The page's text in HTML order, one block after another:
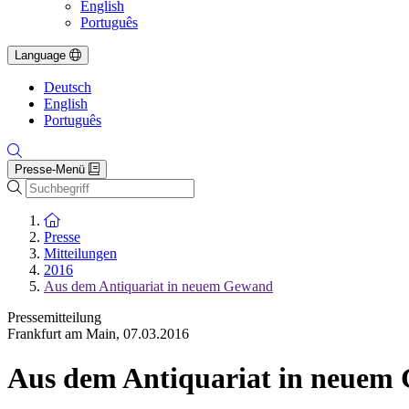
English
Português
Language
Deutsch
English
Português
Presse-Menü
Suche
Zur Startseite
Presse
Mitteilungen
2016
Aus dem Antiquariat in neuem Gewand
Pressemitteilung
Frankfurt am Main, 07.03.2016
Aus dem Antiquariat in neuem